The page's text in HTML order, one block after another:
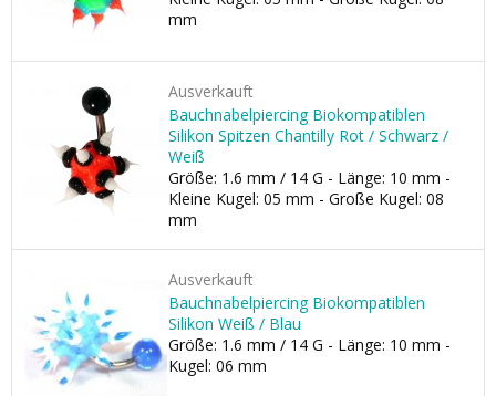
mm
Ausverkauft
Bauchnabelpiercing Biokompatiblen
Silikon Spitzen Chantilly Rot / Schwarz /
Weiß
Größe: 1.6 mm / 14 G - Länge: 10 mm -
Kleine Kugel: 05 mm - Große Kugel: 08
mm
Ausverkauft
Bauchnabelpiercing Biokompatiblen
Silikon Weiß / Blau
Größe: 1.6 mm / 14 G - Länge: 10 mm -
Kugel: 06 mm